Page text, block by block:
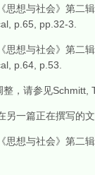
与社会》第二
p.65, pp.32-3.
与社会》第二
p.64, p.53.
请参见Schmitt,
一篇正在撰写的
与社会》第二